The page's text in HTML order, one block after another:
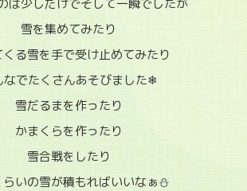
は少しだけでそして一瞬でしたが
雪を集めてみたり
くる雪を手で受け止めてみたり
なでたくさんあそびました❄
雪だるまを作ったり
かまくらを作ったり
雪合戦をしたり
らいの雪が積もればいいなぁ⛄